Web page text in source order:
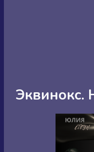
Эквинокс.